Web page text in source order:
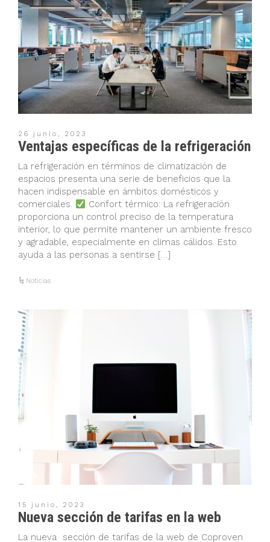
26 junio, 2023
Ventajas específicas de la refrigeración
La refrigeración en términos de climatización de
espacios presenta una serie de beneficios que la
hacen indispensable en ámbitos domésticos y
comerciales.
Confort térmico: La refrigeración
proporciona un control preciso de la temperatura
interior, lo que permite mantener un ambiente fresco
y agradable, especialmente en climas cálidos. Esto
ayuda a las personas a sentirse […]
Noticias
15 junio, 2023
Nueva sección de tarifas en la web
La nueva sección de tarifas de la web de Coproven